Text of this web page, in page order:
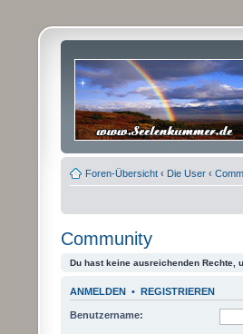
Foren-Übersicht ‹ Die User ‹
Community
Du hast keine ausreichenden Rechte,
ANMELDEN • REGISTRIEREN
Benutzername: